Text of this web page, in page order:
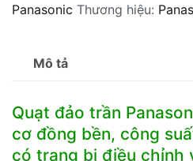
409QB
Panasonic Thương hiệu:
Mô tả
Quạt đảo trần
cơ đồng bền, công
có trang bị điều chỉnh